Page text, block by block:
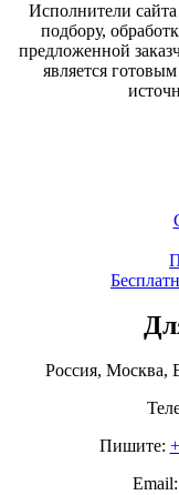
Исполнители
подбору,
предложенной
является
Россия, Москва,
Пишите:
Email: